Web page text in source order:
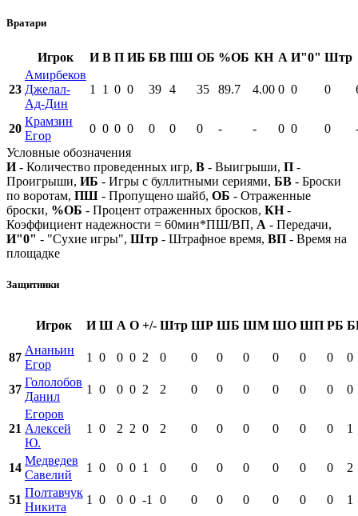
Вратари
Игрок И В П ИБ БВ ПШ ОБ %ОБ КН А И"0" Штр
23
Амирбеков
Джелал-
Ад-Дин
1 1 0 0 39 4 35 89.7 4.00 0 0 0
20
Крамзин
Егор
0 0 0 0 0 0 0 - - 0 0 0
Условные обозначения
И- Количество проведенных игр, В - Выигрыши, П -
Проигрыши, ИБ - Игры с буллитными сериями, БВ - Броски
по воротам, ПШ - Пропущено шайб, ОБ - Отраженные
броски, %ОБ - Процент отраженных бросков, КН-
Коэффициент надежности = 60мин*ПШ/ВП, А - Передачи,
И"0" - "Сухие игры", Штр - Штрафное время, ВП - Время на
площадке
Защитники
Игрок И Ш А О +/- Штр ШР ШБ ШМ ШО ШП РБ
87
Ананьин
Егор
1 0 0 0 2 0 0 0 0 0 0 0 0
37
Гололобов
Данил
1 0 0 0 2 2 0 0 0 0 0 0 0
21
Егоров
Алексей
Ю.
1 0 2 2 0 2 0 0 0 0 0 0 1
14
Медведев
Савелий
1 0 0 0 1 0 0 0 0 0 0 0 2
51
Полтавчук
Никита
1 0 0 0 -1 0 0 0 0 0 0 0 1